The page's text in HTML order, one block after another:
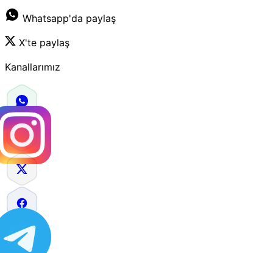
Whatsapp'da paylaş
X'te paylaş
Kanallarımız